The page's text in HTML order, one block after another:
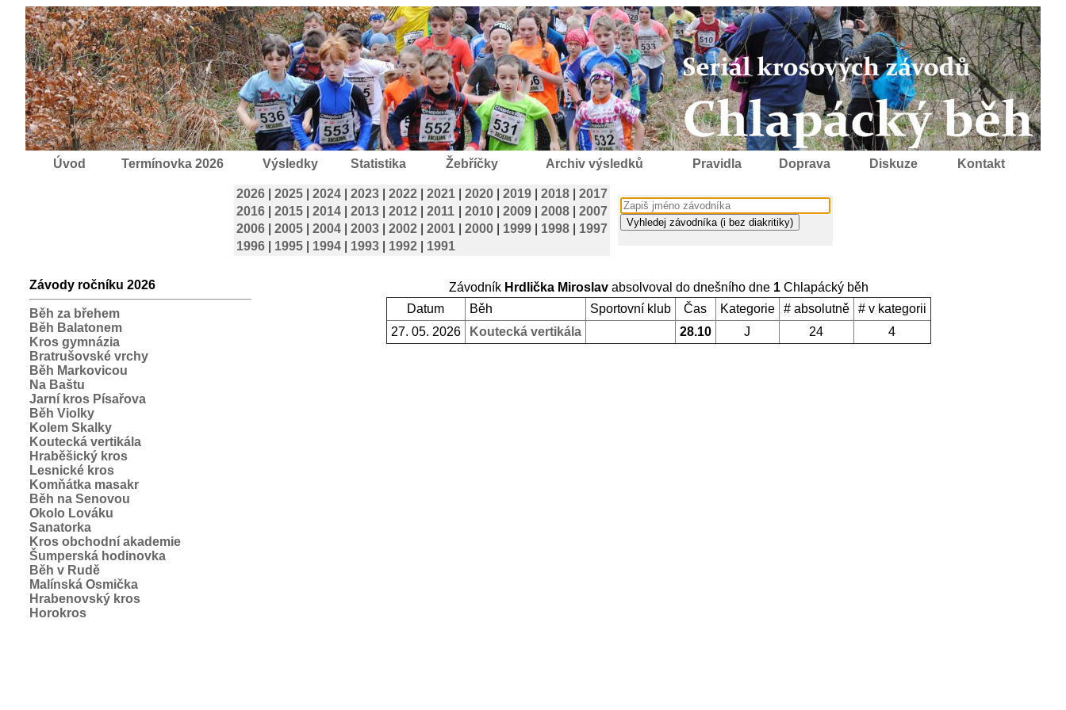
Úvod Termínovka 2026 Výsledky Statistika Žebříčky Archiv výsledků Pravidla Doprava Diskuze Kontakt
2026 2025 2024 2023 2022 2021 2020 2019 2018
2017
2016
2015 2014 2013 2012 2011 2010 2009 2008
2007
2006
2005 2004 2003 2002 2001 2000 1999 1998
1997
1996
1995 1994 1993 1992 1991
Závody ročníku 2026
Běh za břehem
Běh Balatonem
Kros gymnázia
Bratrušovské vrchy
Běh Markovicou
Na Baštu
Jarní kros Písařova
Běh Violky
Kolem Skalky
Koutecká vertikála
Hraběšický kros
Lesnické kros
Komňátka masakr
Běh na Senovou
Okolo Lováku
Sanatorka
Kros obchodní akademie
Šumperská hodinovka
Běh v Rudě
Malínská Osmička
Hrabenovský kros
Horokros
Závodník Hrdlička Miroslavabsolvoval do dnešního dne 1Chlapácký běh
Datum
Běh Sportovní klub Čas Kategorie # absolutně
# v kategorii
27. 05. 2026
Koutecká vertikála 28.10 J 24 4